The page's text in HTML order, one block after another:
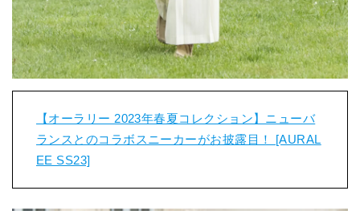
【オーラリー 2023年春夏コレクション】ニューバ
ランスとのコラボスニーカーがお披露目！ [AURAL
EE SS23]